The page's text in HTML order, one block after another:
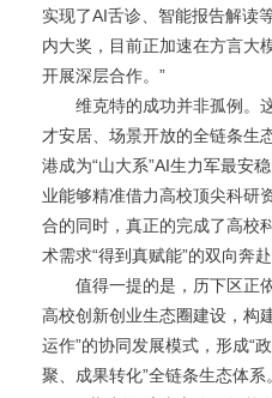
实现了AI舌诊、智能报告解读
内大奖，目前正加速在方言大
开展深层合作。”
维克特的成功并非孤例。这
才安居、场景开放的全链条生
港成为“山大系”AI生力军最安
业能够精准借力高校顶尖科研
合的同时，真正的完成了高校
术需求“得到真赋能”的双向奔
值得一提的是，历下区正
高校创新创业生态圈建设，构
运作”的协同发展模式，形成“
聚、成果转化”全链条生态体